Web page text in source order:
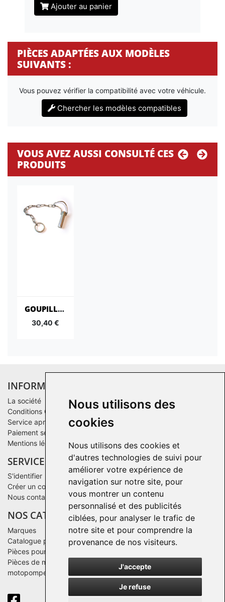
Nous utilisons des
cookies
Nous utilisons des cookies et
d'autres technologies de suivi pour
améliorer votre expérience de
navigation sur notre site, pour
vous montrer un contenu
personnalisé et des publicités
ciblées, pour analyser le trafic de
notre site et pour comprendre la
provenance de nos visiteurs.
J'accepte
Je refuse
Ajouter au panier
PIÈCES ADAPTÉES AUX MODÈLES
SUIVANTS :
Vous pouvez vérifier la compatibilité avec votre véhicule.
Chercher les modèles compatibles
VOUS AVEZ AUSSI CONSULTÉ CES
PRODUITS
GOUPILLE + CHAÎNE
30,40 €
INFORMATIONS
La société
Conditions Générales de Vente
Service après-vente
Paiement sécurisé
Mentions légales
SERVICE CLIENTS
S'identifier
Créer un compte
Nous contacter
NOS CATALOGUES
Marques
Catalogue par famille
Pièces pour un matériel après 2016
Pièces de moteurs Deutz pour groupes électrogènes ou des
motopompes